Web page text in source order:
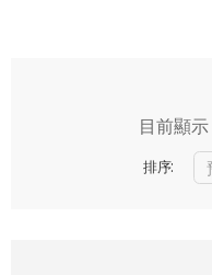
目前顯示
排序: